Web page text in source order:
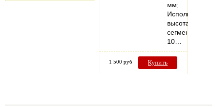
мм;
Используемая
высота
сегмента
10…
1 500 руб Купить